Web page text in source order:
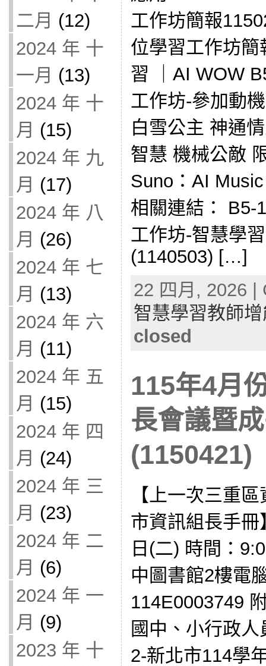
二月 (12)
2024 年 十
一月 (13)
2024 年 十
月 (15)
2024 年 九
月 (17)
2024 年 八
月 (26)
2024 年 七
月 (13)
2024 年 六
月 (11)
2024 年 五
月 (15)
2024 年 四
月 (24)
2024 年 三
月 (23)
2024 年 二
月 (6)
2024 年 一
月 (9)
2023 年 十
工作坊簡報
位學習工作坊
習 ｜AI WOW
工作坊-參加動
白雪公主 神通
智慧 機械公敵
Suno：AI
相關連結： B5-
工作坊-智慧學
(1140503) […]
22 四月, 2026
智慧學習教師
closed
115年4月
長會議暨
(1150421)
【上一次三重
市資訊組長手
日(二) 時間：
中圖書館2樓電
114E0003749
國中、小行政
2-新北市114學